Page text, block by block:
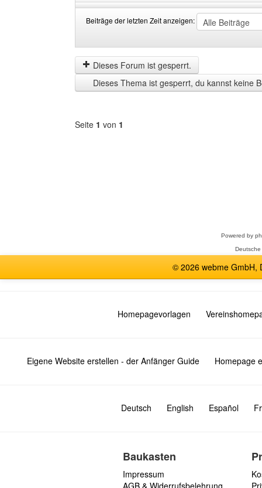
Beiträge der letzten Zeit anzeigen:
der
letzten
Zeit
anzeigen
by
Dieses Forum ist gesperrt.
Dieses Thema ist gesperrt, du kannst keine
Seite 1 von 1
Powered by
© 2026 webme GmbH,
Homepagevorlagen
Eigene Website erstellen - der Anfänger Guide Homepage
Deutsch English Español
Baukasten
Impressum
AGB & Widerrufsbelehrung